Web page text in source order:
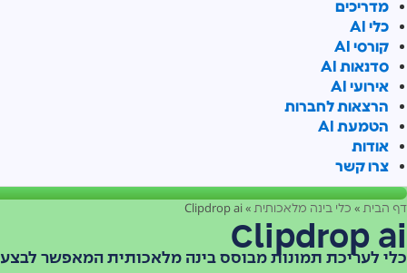
מדריכים
כלי AI
קורסי AI
סדנאות AI
אירועי AI
הרצאות לחברות
הטמעת AI
אודות
צרו קשר
דף הבית » כלי בינה מלאכותית »
Clipdrop ai
Clipdrop ai
כלי לעריכת תמונות מבוסס בינה מלאכותית המאפשר לבצע